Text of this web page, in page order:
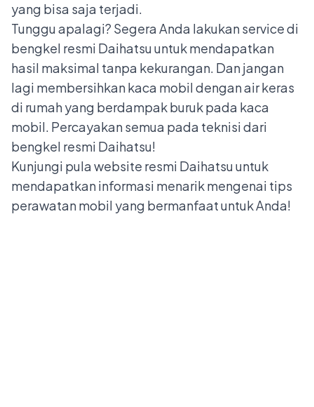
yang bisa saja terjadi.
Tunggu apalagi? Segera Anda lakukan service di
bengkel resmi Daihatsu untuk mendapatkan
hasil maksimal tanpa kekurangan. Dan jangan
lagi membersihkan kaca mobil dengan air keras
di rumah yang berdampak buruk pada kaca
mobil. Percayakan semua pada teknisi dari
bengkel resmi Daihatsu!
Kunjungi pula website resmi Daihatsu untuk
mendapatkan informasi menarik mengenai tips
perawatan mobil yang bermanfaat untuk Anda!